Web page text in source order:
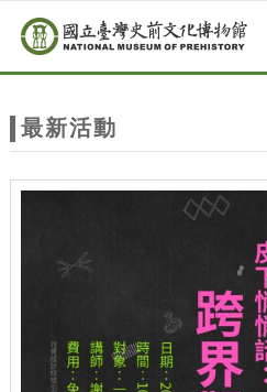
站
主
跳到主要內容
網站導覽
最新活動